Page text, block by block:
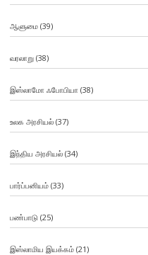
ஆளுமை(39)
வரலாறு(38)
இஸ்லாமோ ஃபோபியா (38)
உலக அரசியல்(37)
இந்திய அரசியல்(34)
பார்ப்பனியம்(33)
பண்பாடு (25)
இஸ்லாமிய இயக்கம்(21)